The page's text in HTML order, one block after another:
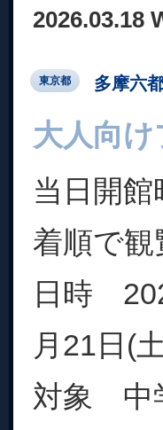
2026.03.18
東京都 多摩六
大人向
当日開
着順で観
日時
月21日(
対象 中